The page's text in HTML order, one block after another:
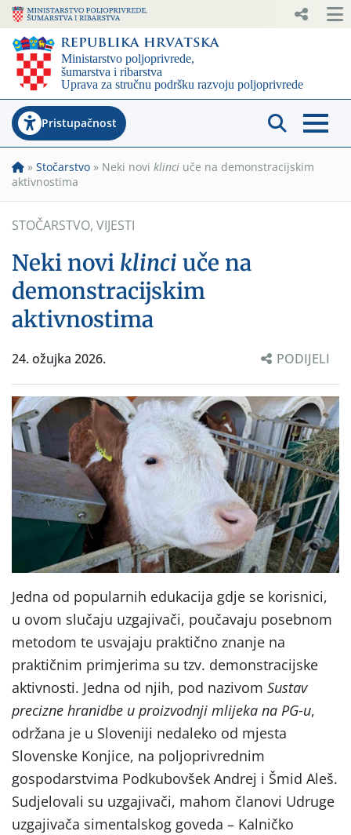
Pristupačnost
» Stočarstvo » Neki novi klinci uče na demonstracijskim
aktivnostima
STOČARSTVO, VIJESTI
Neki novi klinci uče na
demonstracijskim
aktivnostima
24. ožujka 2026. PODIJELI
Jedna od popularnih edukacija gdje se korisnici,
u ovom slučaju uzgajivači, poučavaju posebnom
metodom te usvajaju praktično znanje na
praktičnim primjerima su tzv. demonstracijske
aktivnosti. Jedna od njih, pod nazivom Sustav
precizne hranidbe u proizvodnji mlijeka na PG-u,
održana je u Sloveniji nedaleko od mjesta
Slovenske Konjice, na poljoprivrednim
gospodarstvima Podkubovšek Andrej i Šmid Aleš.
Sudjelovali su uzgajivači, mahom članovi Udruge
uzgajivača simentalskog goveda – Kalničko